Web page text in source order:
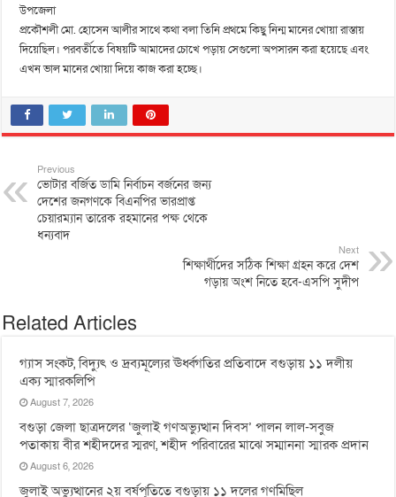
উপজেলা
প্রকৌশলী মো. হোসেন আলীর সাথে কথা বলা তিনি প্রথমে কিছু নিন্ম মানের খোয়া রাস্তায়
দিয়েছিল। পরবর্তীতে বিষয়টি আমাদের চোখে পড়ায় সেগুলো অপসারন করা হয়েছে এবং
এখন ভাল মানের খোয়া দিয়ে কাজ করা হচ্ছে।
Previous
ভোটার বর্জিত ডামি নির্বাচন বর্জনের জন্য
দেশের জনগণকে বিএনপির ভারপ্রাপ্ত
চেয়ারম্যান তারেক রহমানের পক্ষ থেকে
ধন্যবাদ
Next
শিক্ষার্থীদের সঠিক শিক্ষা গ্রহন করে দেশ
গড়ায় অংশ নিতে হবে-এসপি সুদীপ
Related Articles
গ্যাস সংকট, বিদ্যুৎ ও দ্রব্যমূল্যের ঊর্ধ্বগতির প্রতিবাদে বগুড়ায় ১১ দলীয়
এক্য স্মারকলিপি
August 7, 2026
বগুড়া জেলা ছাত্রদলের ‘জুলাই গণঅভ্যুত্থান দিবস’ পালন লাল-সবুজ
পতাকায় বীর শহীদদের স্মরণ, শহীদ পরিবারের মাঝে সম্মাননা স্মারক প্রদান
August 6, 2026
জুলাই অভ্যুত্থানের ২য় বর্ষপূতিতে বগুড়ায় ১১ দলের গণমিছিল